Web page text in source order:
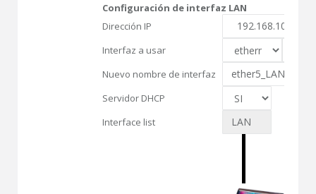
Configuración de interfaz LAN
Dirección IP
Interfaz a usar
Nuevo nombre de interfaz
Servidor DHCP
Interface list